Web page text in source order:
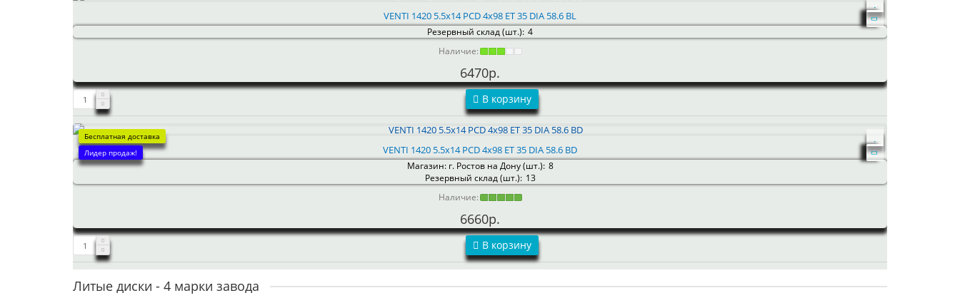
VENTI 1420 5.5x14 PCD 4x98 ET 35 DIA 58.6 BL
Резервный склад (шт.): 4
Наличие:
6470р.
В корзину
Бесплатная доставка
Лидер продаж!
VENTI 1420 5.5x14 PCD 4x98 ET 35 DIA 58.6 BD
Магазин: г. Ростов на Дону (шт.): 8
Резервный склад (шт.): 13
Наличие:
6660р.
В корзину
Литые диски - 4 марки завода